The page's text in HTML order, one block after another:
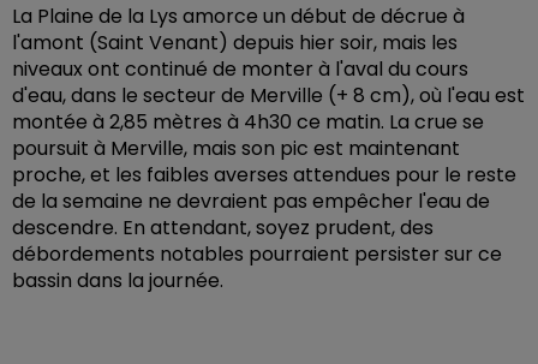
La Plaine de la Lys amorce un début de décrue à
l'amont (Saint Venant) depuis hier soir, mais les
niveaux ont continué de monter à l'aval du cours
d'eau, dans le secteur de Merville (+ 8 cm), où l'eau est
montée à 2,85 mètres à 4h30 ce matin. La crue se
poursuit à Merville, mais son pic est maintenant
proche, et les faibles averses attendues pour le reste
de la semaine ne devraient pas empêcher l'eau de
descendre. En attendant, soyez prudent, des
débordements notables pourraient persister sur ce
bassin dans la journée.